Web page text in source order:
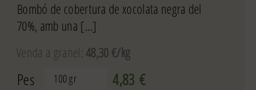
Bombó de cobertura de xocolata negra del
70%, amb una [...]
Venda a granel: 48,30 €/kg
Pes 4,83 €